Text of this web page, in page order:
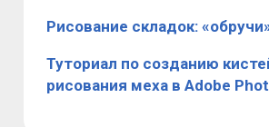
Рисование складок:
Туториал по созданию
рисования меха в Adobe